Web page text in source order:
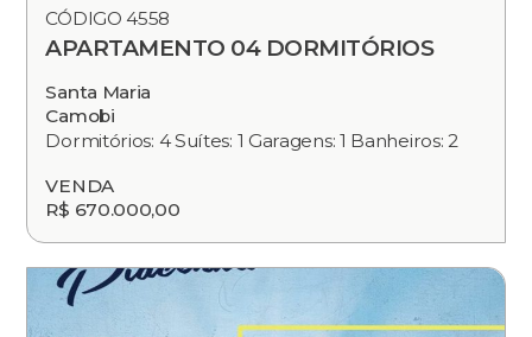
CÓDIGO 4558
APARTAMENTO 04 DORMITÓRIOS
Santa Maria
Camobi
Dormitórios: 4 Suítes: 1 Garagens: 1 Banheiros: 2
VENDA
R$ 670.000,00